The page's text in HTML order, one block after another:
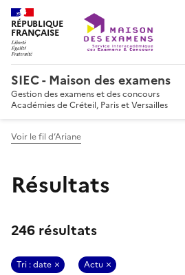
RÉPUBLIQUE
FRANÇAISE
SIEC - Maison des examens
Gestion des examens et des concours
Académies de Créteil, Paris et Versailles
Voir le fil d’Ariane
Résultats
246 résultats
Tri : date Actu